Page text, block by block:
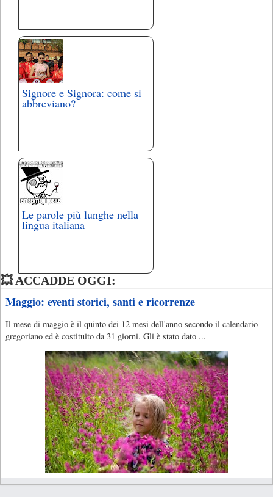
Signore e Signora: come si
abbreviano?
Le parole più lunghe nella
lingua italiana
💥 ACCADDE OGGI:
Maggio: eventi storici, santi e ricorrenze
Il mese di maggio è il quinto dei 12 mesi dell'anno secondo il calendario
gregoriano ed è costituito da 31 giorni. Gli è stato dato ...